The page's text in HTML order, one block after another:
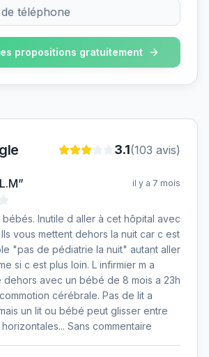
propositions gratuitement
3.1(103 avis)
il y a 7 mois
Inutile d aller à cet hôpital avec
vous mettent dehors la nuit car c est
"pas de pédiatrie la nuit" autant aller
si c est plus loin. L infirmier m a
dehors avec un bébé de 8 mois a 23h
cérébrale. Pas de lit a
un lit ou bébé peut glisser entre
Sans commentaire